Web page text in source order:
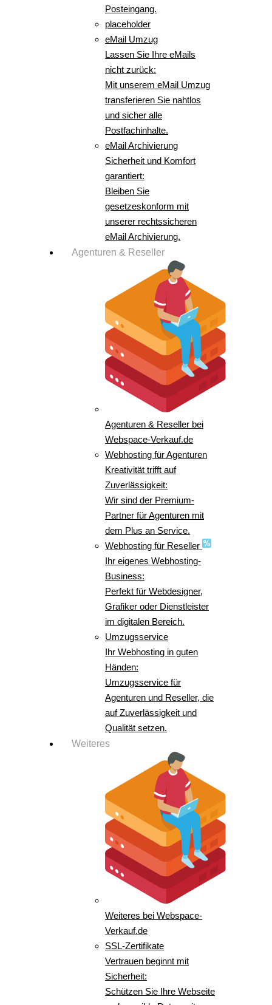
Posteingang.
placeholder
eMail Umzug
Lassen Sie Ihre eMails
nicht zurück:
Mit unserem eMail Umzug
transferieren Sie nahtlos
und sicher alle
Postfachinhalte.
eMail Archivierung
Sicherheit und Komfort
garantiert:
Bleiben Sie
gesetzeskonform mit
unserer rechtssicheren
eMail Archivierung.
Agenturen & Reseller
Agenturen & Reseller bei
Webspace-Verkauf.de
Webhosting für Agenturen
Kreativität trifft auf
Zuverlässigkeit:
Wir sind der Premium-
Partner für Agenturen mit
dem Plus an Service.
Webhosting für Reseller
Ihr eigenes Webhosting-
Business:
Perfekt für Webdesigner,
Grafiker oder Dienstleister
im digitalen Bereich.
Umzugsservice
Ihr Webhosting in guten
Händen:
Umzugsservice für
Agenturen und Reseller, die
auf Zuverlässigkeit und
Qualität setzen.
Weiteres
Weiteres bei Webspace-
Verkauf.de
SSL-Zertifikate
Vertrauen beginnt mit
Sicherheit:
Schützen Sie Ihre Webseite